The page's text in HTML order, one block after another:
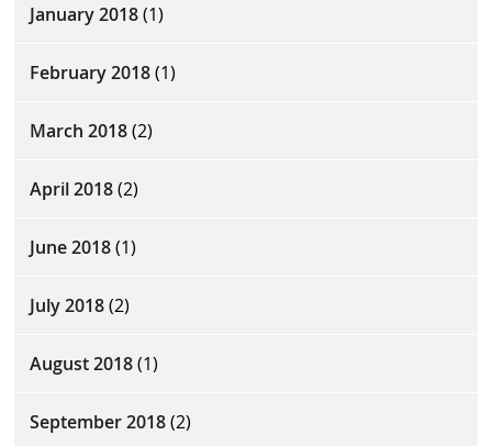
January 2018(1)
February 2018(1)
March 2018(2)
April 2018(2)
June 2018(1)
July 2018(2)
August 2018(1)
September 2018(2)